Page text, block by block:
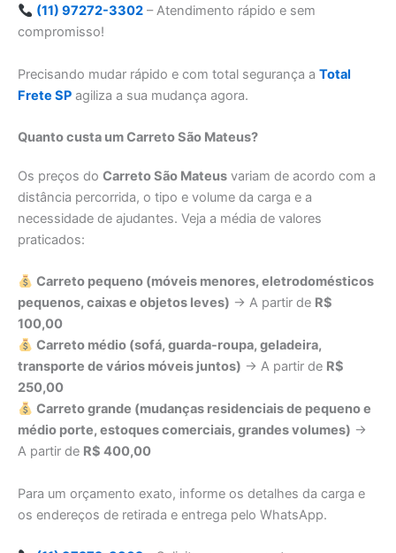
(11) 97272-3302– Atendimento rápido e sem
compromisso!
Precisando mudar rápido e com total segurança a Total
Frete SP agiliza a sua mudança agora.
Quanto custa um Carreto São Mateus?
Os preços do Carreto São Mateus variam de acordo com a
distância percorrida, o tipo e volume da carga e a
necessidade de ajudantes. Veja a média de valores
praticados:
Carreto pequeno (móveis menores, eletrodomésticos
pequenos, caixas e objetos leves) → A partir de R$
100,00
Carreto médio (sofá, guarda-roupa, geladeira,
transporte de vários móveis juntos) → A partir de R$
250,00
Carreto grande (mudanças residenciais de pequeno e
médio porte, estoques comerciais, grandes volumes) →
A partir de R$ 400,00
Para um orçamento exato, informe os detalhes da carga e
os endereços de retirada e entrega pelo WhatsApp.